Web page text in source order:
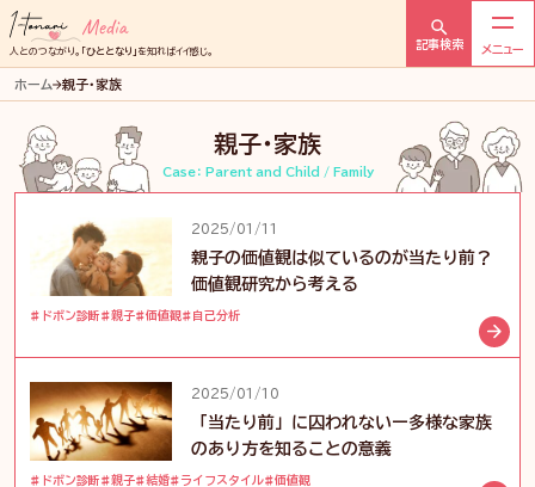
1tonari
メ
デ
ィ
ア
人とのつながり。 「ひととなり」 を知ればイイ感じ。
記事検索 Menu
ホーム 親子・家族
親子・家族
Case： Parent and Child / Family
2025/01/11
親子の価値観は似ているのが当たり前？
価値観研究から考える
ドボン診断 親子 価値観 自己分析
2025/01/10
「当たり前」に囚われないー多様な家族
のあり方を知ることの意義
ドボン診断 親子 結婚 ライフスタイル 価値観